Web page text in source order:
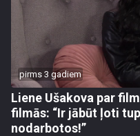
pirms 3 gadiem
Liene Ušakova par
filmās: “Ir jābūt ļoti
nodarbotos!”